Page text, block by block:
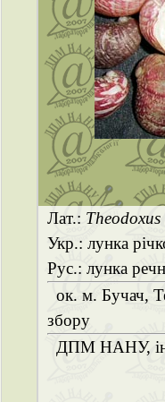
Лат.:
Укр.: лунка
Рус.: лунка
ок. м. Бучач,
збору
ДПМ НАНУ,